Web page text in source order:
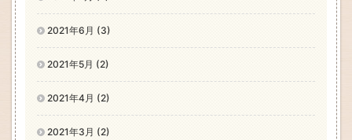
2021年6月 (3)
2021年5月 (2)
2021年4月 (2)
2021年3月 (2)